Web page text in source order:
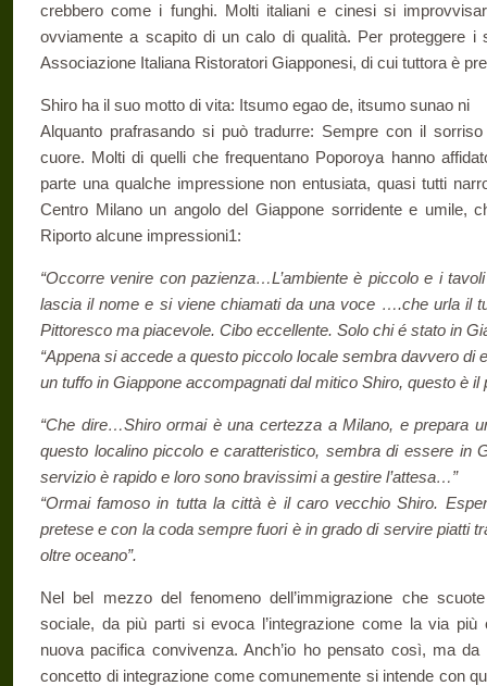
crebbero come i funghi. Molti italiani e cinesi si
ovviamente a scapito di un calo di qualità. Per proteggere i
Associazione Italiana Ristoratori Giapponesi, di cui tuttora è
Shiro ha il suo motto di vita: Itsumo egao de, itsumo sunao
Alquanto prafrasando si può tradurre: Sempre con il
cuore. Molti di quelli che frequentano Poporoya hanno
parte una qualche impressione non entusiata, quasi tutti
Centro Milano un angolo del Giappone sorridente e umile,
Riporto alcune impressioni1:
“Occorre venire con pazienza…L’ambiente è piccolo e i
lascia il nome e si viene chiamati da una voce ….che urla il
Pittoresco ma piacevole. Cibo eccellente. Solo chi é stato in
“Appena si accede a questo piccolo locale sembra davvero di
un tuffo in Giappone accompagnati dal mitico Shiro, questo è il
“Che dire…Shiro ormai è una certezza a Milano, e prepara
questo localino piccolo e caratteristico, sembra di essere in
servizio è rapido e loro sono bravissimi a gestire l’attesa…”
“Ormai famoso in tutta la città è il caro vecchio Shiro.
pretese e con la coda sempre fuori è in grado di servire piatti
oltre oceano”.
Nel bel mezzo del fenomeno dell’immigrazione che
sociale, da più parti si evoca l’integrazione come la via
nuova pacifica convivenza. Anch’io ho pensato così, ma
concetto di integrazione come comunemente si intende con